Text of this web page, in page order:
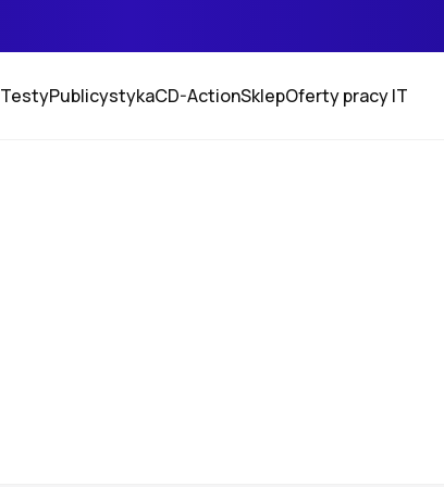
TestyPublicystykaCD-ActionSklepOferty pracy IT